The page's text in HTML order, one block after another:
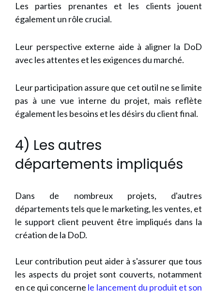
Les parties prenantes et les clients jouent
également un rôle crucial.
Leur perspective externe aide à aligner la DoD
avec les attentes et les exigences du marché.
Leur participation assure que cet outil ne se limite
pas à une vue interne du projet, mais reflète
également les besoins et les désirs du client final.
4) Les autres
départements impliqués
Dans de nombreux projets, d'autres
départements tels que le marketing, les ventes, et
le support client peuvent être impliqués dans la
création de la DoD.
Leur contribution peut aider à s'assurer que tous
les aspects du projet sont couverts, notamment
en ce qui concerne le lancement du produit et son